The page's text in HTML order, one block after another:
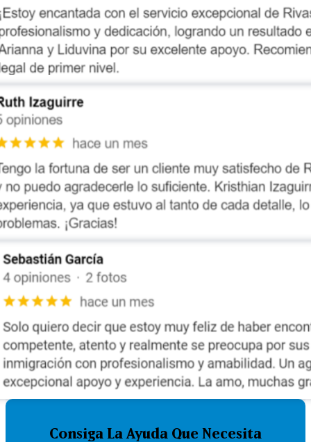
Consiga La Ayuda Que Necesita